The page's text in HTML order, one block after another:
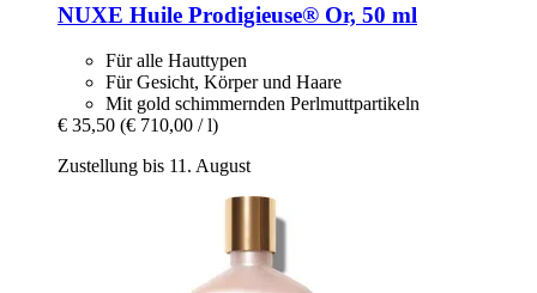
NUXE Huile Prodigieuse® Or, 50 ml
Für alle Hauttypen
Für Gesicht, Körper und Haare
Mit gold schimmernden Perlmuttpartikeln
€ 35,50 (€ 710,00 / l)
Zustellung bis 11. August